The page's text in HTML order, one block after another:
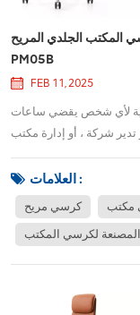
المكتب الجلدي المريح
PM05B
FEB 11, 2025
لأي شخص يقضي ساعات
شركة ، أو إدارة مكتب
مكتب الجلود المريح PM05B تم تصميمه لتلبية احتياجات المهنيين المعاصرين ،
مما يوفر كل...
العلامات :
كرسي مريح مكتب
لكرسي المكتب